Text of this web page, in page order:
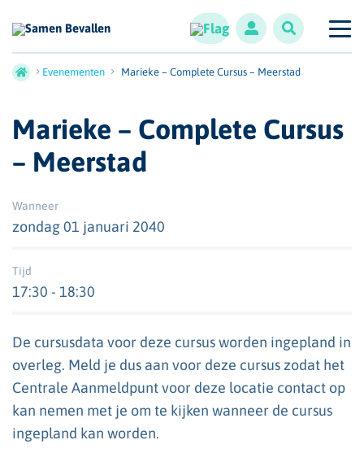
Evenementen Marieke – Complete Cursus – Meerstad
Marieke – Complete Cursus
– Meerstad
Wanneer
zondag 01 januari 2040
Tijd
17:30 - 18:30
De cursusdata voor deze cursus worden ingepland in
overleg. Meld je dus aan voor deze cursus zodat het
Centrale Aanmeldpunt voor deze locatie contact op
kan nemen met je om te kijken wanneer de cursus
ingepland kan worden.